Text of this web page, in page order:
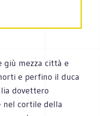
giù mezza città e
e perfino il duca
dovettero
nel cortile della